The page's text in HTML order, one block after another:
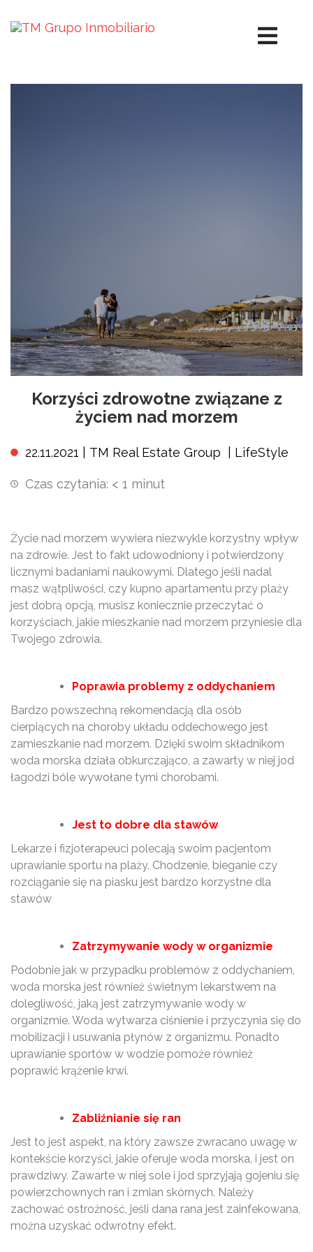
Korzyści zdrowotne związane z
życiem nad morzem
22.11.2021 | TM Real Estate Group LifeStyle
Czas czytania: < 1 minut
Życie nad morzem wywiera niezwykle korzystny wpływ
na zdrowie. Jest to fakt udowodniony i potwierdzony
licznymi badaniami naukowymi. Dlatego jeśli nadal
masz wątpliwości, czy kupno apartamentu przy plaży
jest dobrą opcją, musisz koniecznie przeczytać o
korzyściach, jakie mieszkanie nad morzem przyniesie dla
Twojego zdrowia.
Poprawia problemy z oddychaniem
Bardzo powszechną rekomendacją dla osób
cierpiących na choroby układu oddechowego jest
zamieszkanie nad morzem. Dzięki swoim składnikom
woda morska działa obkurczająco, a zawarty w niej jod
łagodzi bóle wywołane tymi chorobami.
Jest to dobre dla stawów
Lekarze i fizjoterapeuci polecają swoim pacjentom
uprawianie sportu na plaży. Chodzenie, bieganie czy
rozciąganie się na piasku jest bardzo korzystne dla
stawów
Zatrzymywanie wody w organizmie
Podobnie jak w przypadku problemów z oddychaniem,
woda morska jest również świetnym lekarstwem na
dolegliwość, jaką jest zatrzymywanie wody w
organizmie. Woda wytwarza ciśnienie i przyczynia się do
mobilizacji i usuwania płynów z organizmu. Ponadto
uprawianie sportów w wodzie pomoże również
poprawić krążenie krwi.
Zabliźnianie się ran
Jest to jest aspekt, na który zawsze zwracano uwagę w
kontekście korzyści, jakie oferuje woda morska, i jest on
prawdziwy. Zawarte w niej sole i jod sprzyjają gojeniu się
powierzchownych ran i zmian skórnych. Należy
zachować ostrożność, jeśli dana rana jest zainfekowana,
można uzyskać odwrotny efekt.